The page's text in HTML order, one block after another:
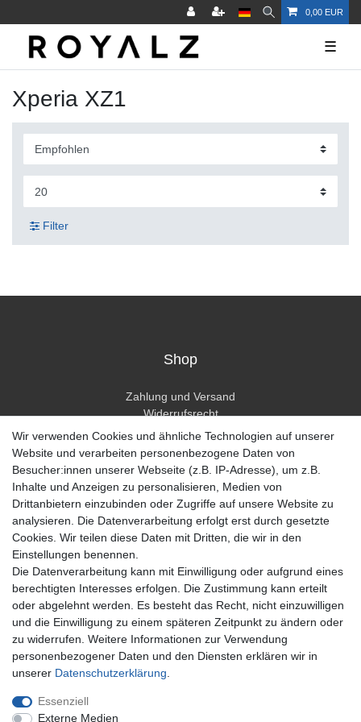
0,00 EUR
☰
Xperia XZ1
Filter
Shop
Zahlung und Versand
Widerrufsrecht
Widerrufsformular
Hilfe
Mein Konto
Registrieren
Anmelden
Unternehmen
Kontakt
Datenschutzerklärung
AGB Kundeninformationen
Impressum
Zahlung und Versand
Wir verwenden Cookies und ähnliche Technologien auf unserer
Website und verarbeiten personenbezogene Daten von
Besucher:innen unserer Webseite (z.B. IP-Adresse), um z.B.
Inhalte und Anzeigen zu personalisieren, Medien von
Drittanbietern einzubinden oder Zugriffe auf unsere Website zu
analysieren. Die Datenverarbeitung erfolgt erst durch gesetzte
Cookies. Wir teilen diese Daten mit Dritten, die wir in den
Einstellungen benennen.
Die Datenverarbeitung kann mit Einwilligung oder aufgrund eines
berechtigten Interesses erfolgen. Die Zustimmung kann erteilt
oder abgelehnt werden. Es besteht das Recht, nicht einzuwilligen
und die Einwilligung zu einem späteren Zeitpunkt zu ändern oder
zu widerrufen. Weitere Informationen zur Verwendung
personenbezogener Daten und den Diensten erklären wir in
unserer Daten­schutz­erklärung
Essenziell
Externe Medien